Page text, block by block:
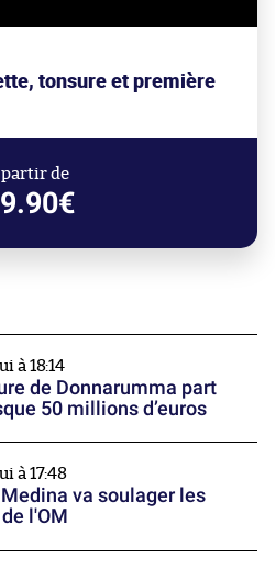
tonsure et première
partir de
à 18:14
de Donnarumma part
50 millions d’euros
à 17:48
va soulager les
l'OM